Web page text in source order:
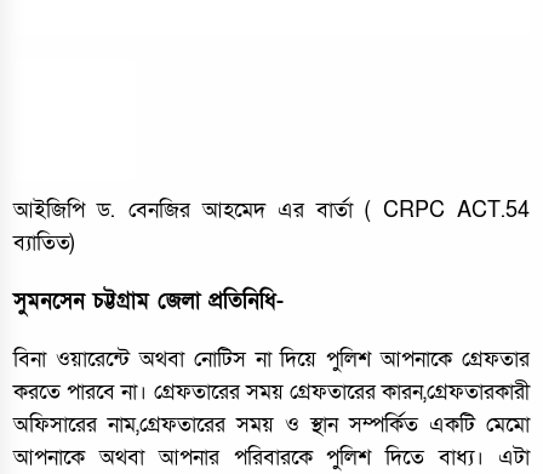
আইজিপি ড. বেনজির আহমেদ এর বার্তা ( CRPC ACT.54
ব্যাতিত)
সুমনসেন চট্টগ্রাম জেলা প্রতিনিধি-
বিনা ওয়ারেন্টে অথবা নোটিস না দিয়ে পুলিশ আপনাকে গ্রেফতার
করতে পারবে না। গ্রেফতারের সময় গ্রেফতারের কারন,গ্রেফতারকারী
অফিসারের নাম,গ্রেফতারের সময় ও স্থান সম্পর্কিত একটি মেমো
আপনাকে অথবা আপনার পরিবারকে পুলিশ দিতে বাধ্য। এটা